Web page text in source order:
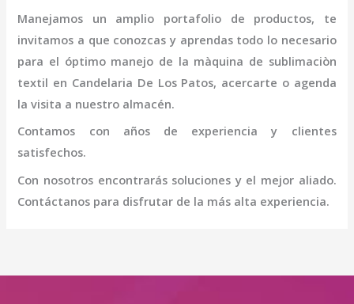
Manejamos un amplio portafolio de productos, te
invitamos a que conozcas y aprendas todo lo necesario
para el óptimo manejo de la màquina de sublimaciòn
textil en Candelaria De Los Patos, acercarte o agenda
la visita a nuestro almacén.
Contamos con años de experiencia y clientes
satisfechos.
Con nosotros encontrarás soluciones y el mejor aliado.
Contáctanos para disfrutar de la más alta experiencia.